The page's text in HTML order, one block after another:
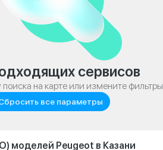
сервисов
поиска на карте или измените фильтры
все параметры
моделей Peugeot в Казани